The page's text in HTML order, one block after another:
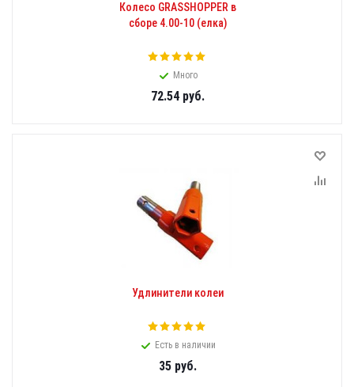
Колесо GRASSHOPPER в
сборе 4.00-10 (елка)
Много
72.54руб.
Удлинители колеи
Есть в наличии
35руб.